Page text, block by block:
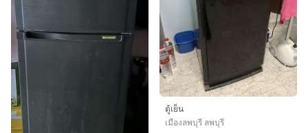
ตู้เย็น
เมืองลพบุรี ลพบุรี